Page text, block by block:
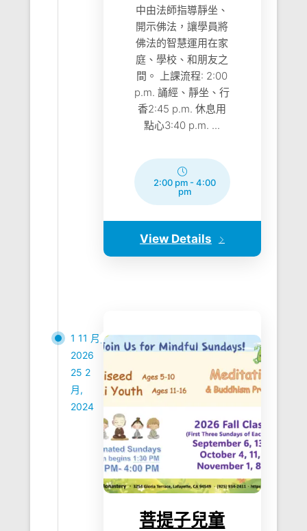
中由法師指導靜坐、
開示佛法，讓學員將
佛法的智慧運用在家
庭、學校、和朋友之
間。 上課流程: 2:00
p.m. 誦經、靜坐、行
香2:45 p.m. 休息用
點心3:40 p.m. ...
2:00 pm- 4:00
pm
View Details
1 11 月,
2026
25 2
月,
2024
菩提子兒童